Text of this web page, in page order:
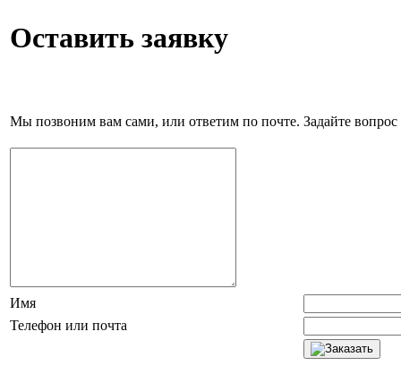
Оставить заявку
Мы позвоним вам сами, или ответим по почте. Задайте
Имя
Телефон или почта